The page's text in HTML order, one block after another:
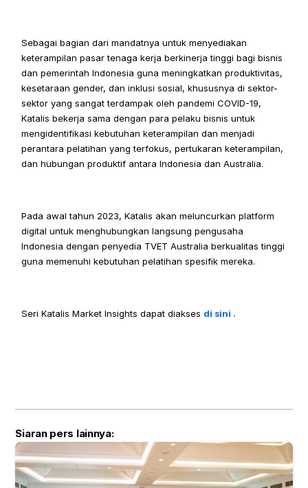
Sebagai bagian dari mandatnya untuk menyediakan
keterampilan pasar tenaga kerja berkinerja tinggi bagi bisnis
dan pemerintah Indonesia guna meningkatkan produktivitas,
kesetaraan gender, dan inklusi sosial, khususnya di sektor-
sektor yang sangat terdampak oleh pandemi COVID-19,
Katalis bekerja sama dengan para pelaku bisnis untuk
mengidentifikasi kebutuhan keterampilan dan menjadi
perantara pelatihan yang terfokus, pertukaran keterampilan,
dan hubungan produktif antara Indonesia dan Australia.
Pada awal tahun 2023, Katalis akan meluncurkan platform
digital untuk menghubungkan langsung pengusaha
Indonesia dengan penyedia TVET Australia berkualitas tinggi
guna memenuhi kebutuhan pelatihan spesifik mereka.
Seri Katalis Market Insights dapat diakses di sini .
Siaran pers lainnya: